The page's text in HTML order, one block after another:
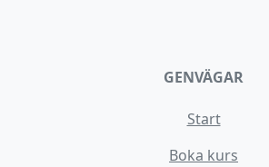
GENVÄGAR
Start
Boka kurs